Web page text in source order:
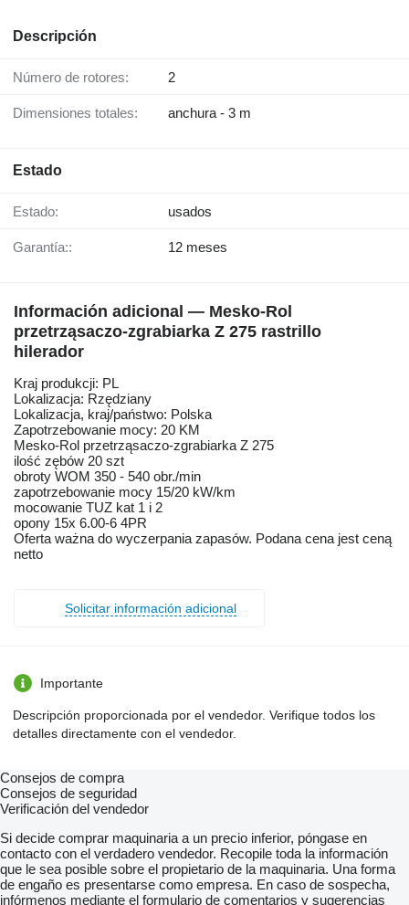
Descripción
Número de rotores: 2
Dimensiones totales: anchura - 3 m
Estado
Estado: usados
Garantía:: 12 meses
Información adicional — Mesko-Rol
przetrząsaczo-zgrabiarka Z 275 rastrillo
hilerador
Kraj produkcji: PL
Lokalizacja: Rzędziany
Lokalizacja, kraj/państwo: Polska
Zapotrzebowanie mocy: 20 KM
Mesko-Rol przetrząsaczo-zgrabiarka Z 275
ilość zębów 20 szt
obroty WOM 350 - 540 obr./min
zapotrzebowanie mocy 15/20 kW/km
mocowanie TUZ kat 1 i 2
opony 15x 6.00-6 4PR
Oferta ważna do wyczerpania zapasów. Podana cena jest ceną
netto
Solicitar información adicional
Importante
Descripción proporcionada por el vendedor. Verifique todos los
detalles directamente con el vendedor.
Consejos de compra
Consejos de seguridad
Verificación del vendedor
Si decide comprar maquinaria a un precio inferior, póngase en
contacto con el verdadero vendedor. Recopile toda la información
que le sea posible sobre el propietario de la maquinaria. Una forma
de engaño es presentarse como empresa. En caso de sospecha,
infórmenos mediante el formulario de comentarios y sugerencias